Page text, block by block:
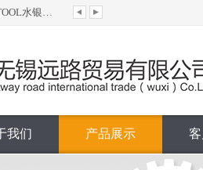
本公司为台湾ASIANTOOL水银滑环大陆授...
本公司为韩国ginice吉尼斯大陆授权代理...
代理销售韩国HANSUN旗下S-LOK管阀件...
我们 产品展示